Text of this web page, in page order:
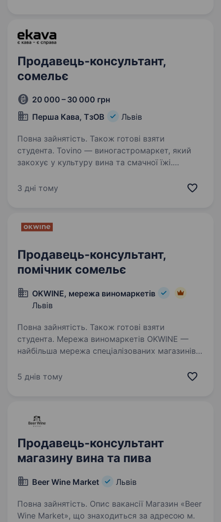
Продавець-консультант,
сомельє
20 000 – 30 000 грн
Перша Кава, ТзОВ
Львів
Повна зайнятість. Також готові взяти
студента. Tovino — виногастромаркет, який
закохує у культуру вина та смачної їжі.
товариського та допитливого продавця-
3 дні тому
Продавець-консультант,
помічник сомельє
OKWINE, мережа виномаркетів
Львів
Повна зайнятість. Також готові взяти
студента. Мережа виномаркетів OKWINE —
найбільша мережа спеціалізованих магазинів
це коли зручно, бо біля дому та, частіш за все
5 днів тому
Продавець-консультант
магазину вина та пива
Beer Wine Market Львів
Повна зайнятість. Опис вакансії Магазин «Beer
Wine Market», що знаходиться за адресою м.